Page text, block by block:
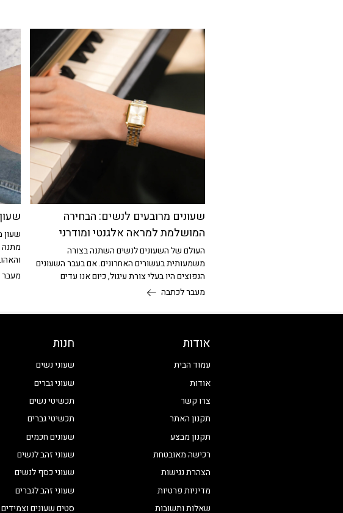
שעונים מרובעים לנשים: הבחירה
המושלמת למראה אלגנטי ומודרני
העולם של השעונים לנשים השתנה בצורה
משמעותית בעשורים האחרונים. אם בעבר השעונים
הנפוצים היו בעלי צורת עיגול, כיום אנו עדים
מעבר לכתבה
שעון
אודות
עמוד הבית
אודות
צרו קשר
תקנון האתר
תקנון מבצע
רכישה מאובטחת
הצהרת נגישות
מדיניות פרטיות
שאלות ותשובות
חנות
שעוני נשים
שעוני גברים
תכשיטי נשים
תכשיטי גברים
שעונים חכמים
שעוני זהב לנשים
שעוני כסף לנשים
שעוני זהב לגברים
סטים שעונים וצמידים